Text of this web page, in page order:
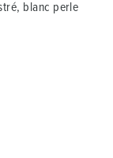
blanc perle